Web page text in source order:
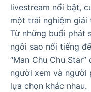
livestream nổi bật,
một trải nghiệm giải
Từ những buổi phát
ngôi sao nổi tiếng
“Man Chu Chu
người xem và người
lựa chọn khác nhau.